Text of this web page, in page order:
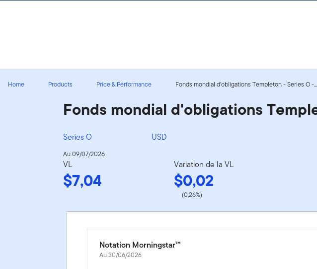
Home Products Price & Performance Fonds mondial d'obligations Templeton - Series O -...
Fonds mondial d'obligations
Series O USD
Au 09/07/2026
VL
$7,04
Variation de la VL
$0,02
(0,26%)
Notation Morningstar™
Au 30/06/2026